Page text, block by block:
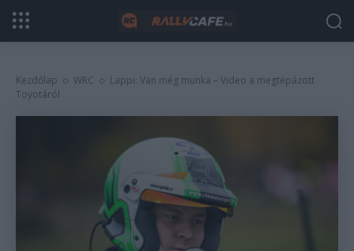
Kezdőlap WRC
Lappi: Van még munka – Video a megtépázott
Toyotáról